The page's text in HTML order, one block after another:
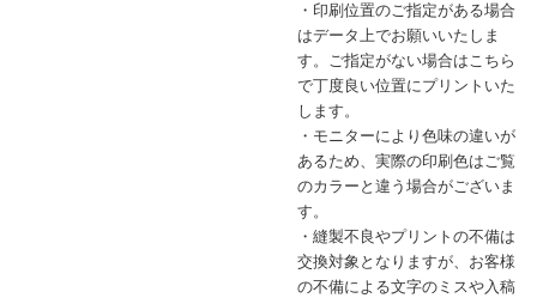
・印刷位置のご指定がある場合
はデータ上でお願いいたしま
す。ご指定がない場合はこちら
で丁度良い位置にプリントいた
します。
・モニターにより色味の違いが
あるため、実際の印刷色はご覧
のカラーと違う場合がございま
す。
・縫製不良やプリントの不備は
交換対象となりますが、お客様
の不備による文字のミスや入稿